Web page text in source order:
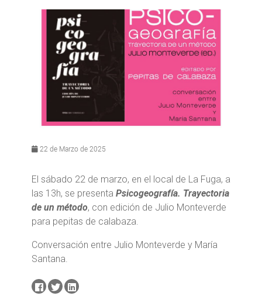
22 de Marzo de 2025
El sábado 22 de marzo, en el local de La Fuga, a
las 13h, se presenta Psicogeografía. Trayectoria
de un método, con edición de Julio Monteverde
para pepitas de calabaza.
Conversación entre Julio Monteverde y María
Santana.